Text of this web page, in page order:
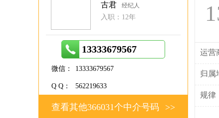
运营
归属
规律
古君 经纪人
入职：12年
13333679567
微信： 13333679567
Q Q： 562219633
>>
查看其他366031个中介号码